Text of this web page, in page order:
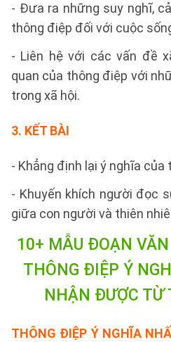
- Đưa ra những suy nghĩ,
thông điệp đối với cuộc
- Liên hệ với các vấn đề
quan của thông điệp với
trong xã hội.
3. KẾT BÀI
- Khẳng định lại ý nghĩa của
- Khuyến khích người đọc
giữa con người và thiên
10+ MẪU ĐOẠN
THÔNG ĐIỆP Ý
NHẬN ĐƯỢC TỪ
THÔNG ĐIỆP Ý NGHĨA